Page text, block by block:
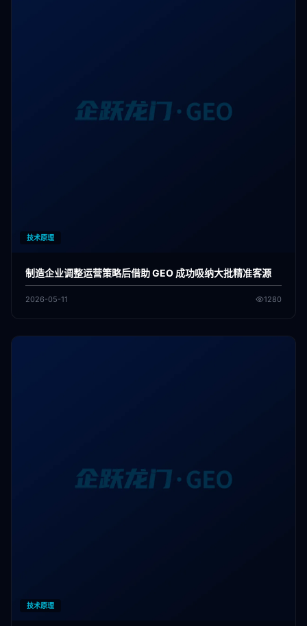
技术原理
制造企业调整运营策略后借助 GEO 成功吸纳大批精准客源
2026-05-11 1280
技术原理